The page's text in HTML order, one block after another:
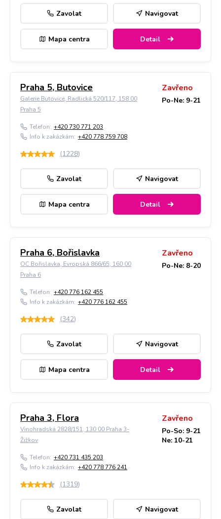
Zavolat Navigovat
Mapa centra Detail
Praha 5, Butovice
Galerie Butovice, Radlická 520/117, 158 00
Praha 5
Zavřeno
Po-Ne: 9-21
Telefon: +420 730 771 203
Info k zakázkám: +420 778 759 708
(1228)
Zavolat Navigovat
Mapa centra Detail
Praha 6, Bořislavka
OC Bořislavka, Evropská 866/65, 160 00
Praha 6
Zavřeno
Po-Ne: 8-20
Telefon: +420 776 162 455
Info k zakázkám: +420 776 162 455
(342)
Zavolat Navigovat
Mapa centra Detail
Praha 3, Flora
Vinohradská 2828/151, 130 00 Praha 3-
Žižkov
Zavřeno
Po-So: 9-21
Ne: 10-21
Telefon: +420 731 435 203
Info k zakázkám: +420 778 776 241
(1319)
Zavolat Navigovat